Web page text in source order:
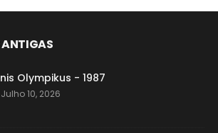
Olympikus - 1987
Julho 10, 2026